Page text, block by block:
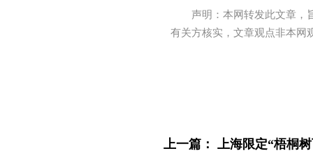
声明：本网转发此文章，
有关方核实，文章观点非本网
上一篇： 上海限定“梧桐